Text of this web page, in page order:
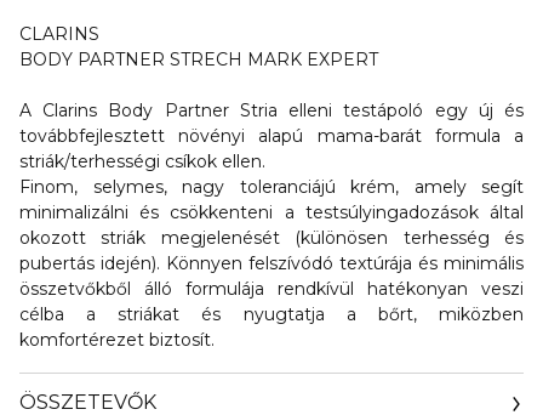
CLARINS
BODY PARTNER STRECH MARK EXPERT
A Clarins Body Partner Stria elleni testápoló egy új és
továbbfejlesztett növényi alapú mama-barát formula a
striák/terhességi csíkok ellen.
Finom, selymes, nagy toleranciájú krém, amely segít
minimalizálni és csökkenteni a testsúlyingadozások által
okozott striák megjelenését (különösen terhesség és
pubertás idején). Könnyen felszívódó textúrája és minimális
összetvőkből álló formulája rendkívül hatékonyan veszi
célba a striákat és nyugtatja a bőrt, miközben
komfortérezet biztosít.
ÖSSZETEVŐK